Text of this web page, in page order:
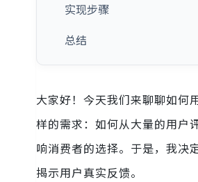
实现步骤
总结
大家好！今天我们来聊聊如何
样的需求：如何从大量的用户
响消费者的选择。于是，我
揭示用户真实反馈。